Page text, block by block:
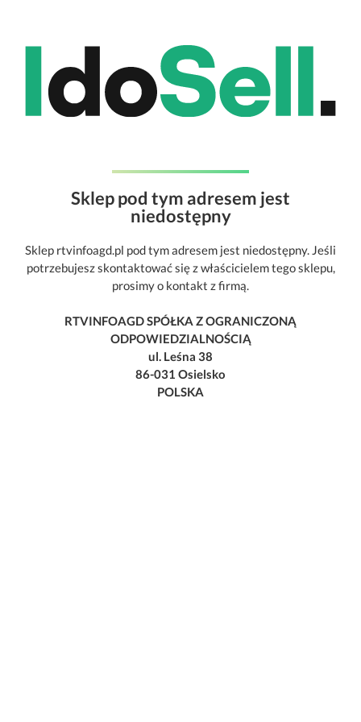
Sklep pod tym adresem jest
niedostępny
Sklep rtvinfoagd.pl pod tym adresem jest niedostępny. Jeśli
potrzebujesz skontaktować się z właścicielem tego sklepu,
prosimy o kontakt z firmą.
RTVINFOAGD SPÓŁKA Z OGRANICZONĄ
ODPOWIEDZIALNOŚCIĄ
ul. Leśna 38
86-031 Osielsko
POLSKA